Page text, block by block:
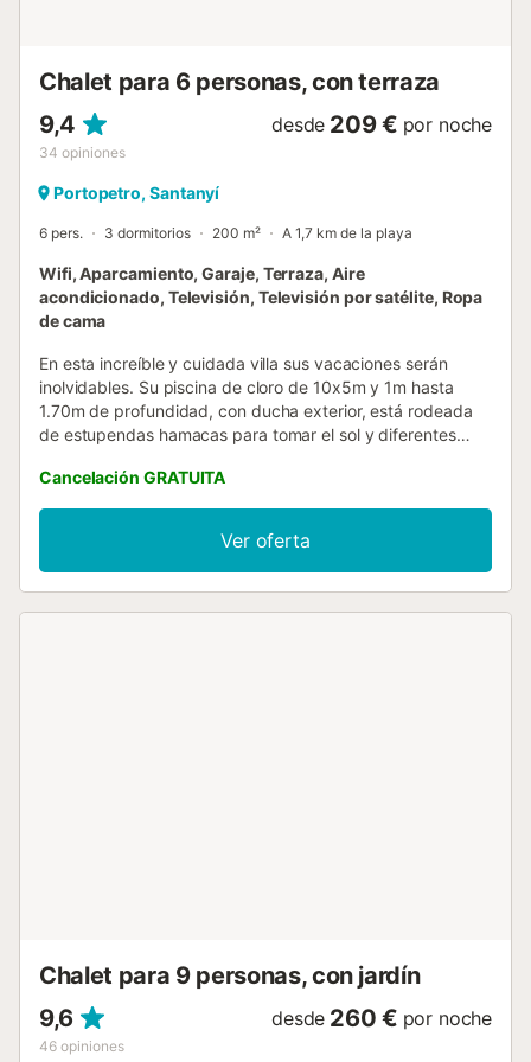
Chalet para 6 personas, con terraza
9,4
34 opiniones
desde 209 € por noche
Portopetro, Santanyí
6 pers. 3 dormitorios 200 m² A 1,7 km de la playa
Wifi, Aparcamiento, Garaje, Terraza, Aire
acondicionado, Televisión, Televisión por satélite, Ropa
de cama
En esta increíble y cuidada villa sus vacaciones serán
inolvidables. Su piscina de cloro de 10x5m y 1m hasta
1.70m de profundidad, con ducha exterior, está rodeada
de estupendas hamacas para tomar el sol y diferentes
encuentran diferentes árboles frutales y, según la
temporada, pueden recoger ciruelas, almendras o
algarrobas. En un porche con barbacoa junto a la piscina
pueden disfrutar de una estupenda velada acompañados
de una rica barbacoa y una copa de vino. La casa es
Cancelación GRATUITA
Ver oferta
Chalet para 9 personas, con jardín
9,6
46 opiniones
desde 260 € por noche